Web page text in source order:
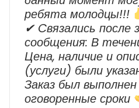
ребята молодцы!!!
✔ Cвязались после
сообщения: В
Цена, наличие и
(услуги) были
Заказ был
оговоренные сроки